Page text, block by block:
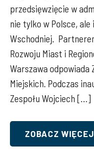
przedsięwzięcie w
nie tylko w Polsce,
Wschodniej.
Rozwoju Miast i
Warszawa odpowiada
Miejskich. Podczas
Zespołu Wojciech […]
ZOBACZ WIĘCEJ